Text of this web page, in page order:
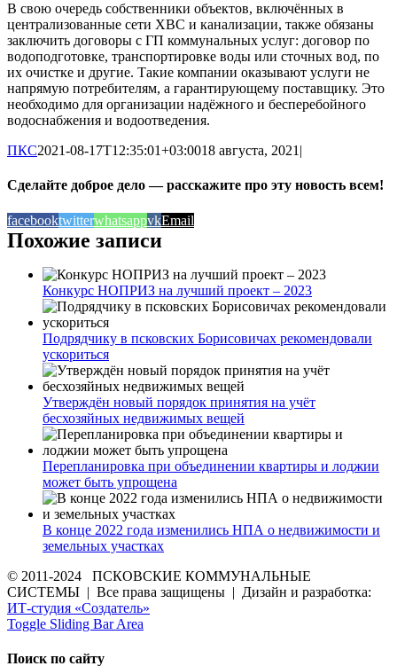
В свою очередь собственники объектов, включённых в
централизованные сети ХВС и канализации, также обязаны
заключить договоры с ГП коммунальных услуг: договор по
водоподготовке, транспортировке воды или сточных вод, по
их очистке и другие. Такие компании оказывают услуги не
напрямую потребителям, а гарантирующему поставщику. Это
необходимо для организации надёжного и бесперебойного
водоснабжения и водоотведения.
ПКС2021-08-17T12:35:01+03:0018 августа, 2021 |
Сделайте доброе дело — расскажите про эту новость всем!
facebooktwitterwhatsappvkEmail
Похожие записи
Конкурс НОПРИЗ на лучший проект – 2023
Подрядчику в псковских Борисовичах рекомендовали
ускориться
Утверждён новый порядок принятия на учёт
бесхозяйных недвижимых вещей
Перепланировка при объединении квартиры и лоджии
может быть упрощена
В конце 2022 года изменились НПА о недвижимости и
земельных участках
© 2011-2024 ПСКОВСКИЕ КОММУНАЛЬНЫЕ
СИСТЕМЫ | Все права защищены | Дизайн и разработка:
ИТ-студия «Создатель»
Toggle Sliding Bar Area
Поиск по сайту